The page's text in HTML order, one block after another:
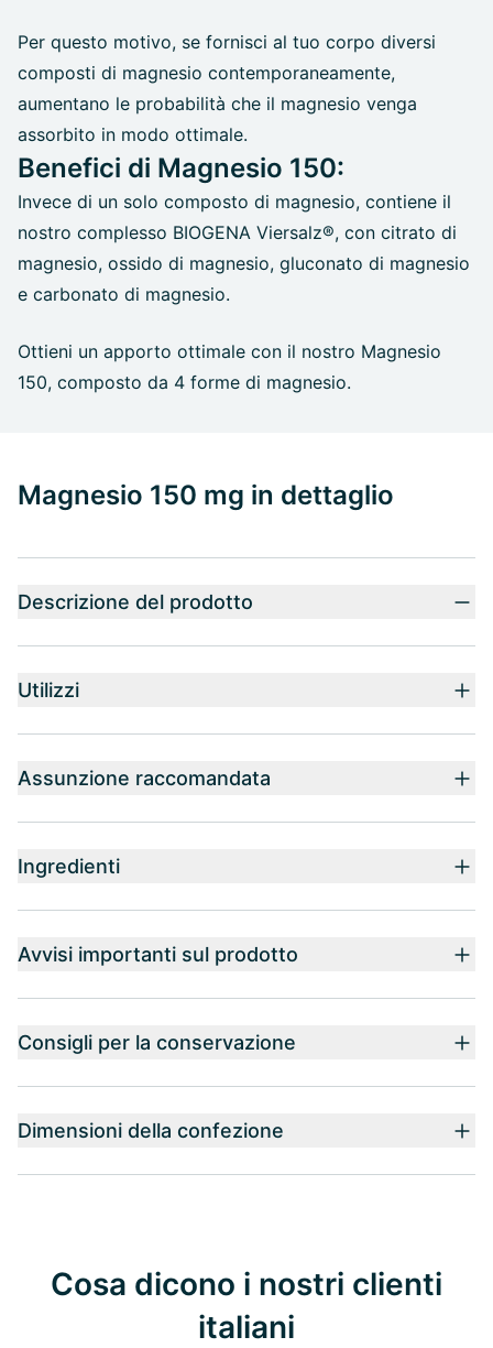
Per questo motivo, se fornisci al tuo corpo diversi
composti di magnesio contemporaneamente,
aumentano le probabilità che il magnesio venga
assorbito in modo ottimale.
Benefici di Magnesio 150:
Invece di un solo composto di magnesio, contiene il
nostro complesso BIOGENA Viersalz®, con citrato di
magnesio, ossido di magnesio, gluconato di magnesio
e carbonato di magnesio.
Ottieni un apporto ottimale con il nostro Magnesio
150, composto da 4 forme di magnesio.
Magnesio 150 mg in dettaglio
Descrizione del prodotto
Utilizzi
Assunzione raccomandata
Ingredienti
Avvisi importanti sul prodotto
Consigli per la conservazione
Dimensioni della confezione
Cosa dicono i nostri clienti
italiani